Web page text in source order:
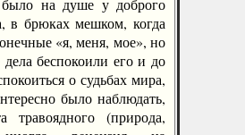
на душе у доброго
в брюках мешком, когда
«я, меня, мое», но
беспокоили его и до
о судьбах мира,
было наблюдать,
травоядного (природа,